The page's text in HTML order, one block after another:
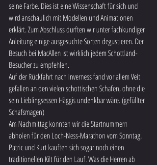
seine Farbe. Dies ist eine Wissenschaft für sich und
wird anschaulich mit Modellen und Animationen
erklärt. Zum Abschluss durften wir unter fachkundiger
Anleitung einige ausgesuchte Sorten degustieren. Der
Besuch bei MacAllen ist wirklich jedem Schottland-
Besucher zu empfehlen.
Auf der Rückfahrt nach Inverness fand vor allem Veit
gefallen an den vielen schottischen Schafen, ohne die
sein Lieblingsessen Häggis undenkbar wäre. (gefüllter
Schafsmagen)
Am Nachmittag konnten wir die Startnummern
abholen für den Loch-Ness-Marathon vom Sonntag.
Patric und Kurt kauften sich sogar noch einen
traditionellen Kilt für den Lauf. Was die Herren ab